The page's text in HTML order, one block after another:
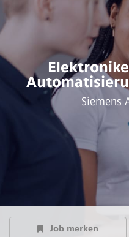
Siemens
Job merken